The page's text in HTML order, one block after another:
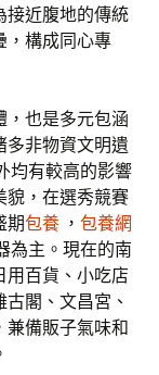
接近腹地的傳統
，構成同心專
，也是多元包涵
多非物資文明遺
均有較高的影響
貌，在選秀競賽
期包養 ， 包養網
為主。現在的南
用百貨、小吃店
閣、文昌宮、
兼備販子氣味和